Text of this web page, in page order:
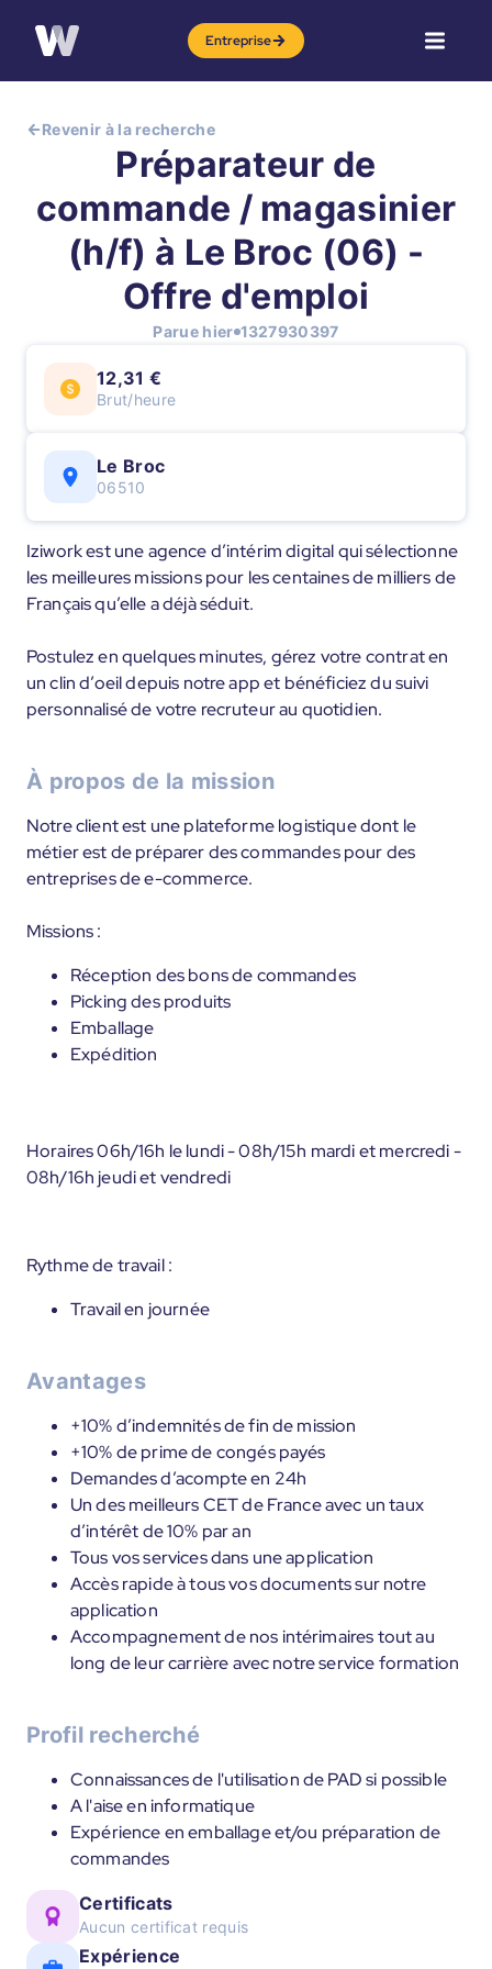
Entreprise
Revenir à la recherche
Préparateur de
commande / magasinier
(h/f) à Le Broc (06) -
Offre d'emploi
Parue hier 1327930397
12,31 €
Brut/heure
Le Broc
06510
Iziwork est une agence d’intérim digital qui sélectionne
les meilleures missions pour les centaines de milliers de
Français qu’elle a déjà séduit.
Postulez en quelques minutes, gérez votre contrat en
un clin d’oeil depuis notre app et bénéficiez du suivi
personnalisé de votre recruteur au quotidien.
À propos de la mission
Notre client est une plateforme logistique dont le
métier est de préparer des commandes pour des
entreprises de e-commerce.
Missions :
Réception des bons de commandes
Picking des produits
Emballage
Expédition
Horaires 06h/16h le lundi - 08h/15h mardi et mercredi -
08h/16h jeudi et vendredi
Rythme de travail :
Travail en journée
Avantages
+10% d’indemnités de fin de mission
+10% de prime de congés payés
Demandes d’acompte en 24h
Un des meilleurs CET de France avec un taux
d’intérêt de 10% par an
Tous vos services dans une application
Accès rapide à tous vos documents sur notre
application
Accompagnement de nos intérimaires tout au
long de leur carrière avec notre service formation
Profil recherché
Connaissances de l'utilisation de PAD si possible
A l'aise en informatique
Expérience en emballage et/ou préparation de
commandes
Certificats
Aucun certificat requis
Expérience